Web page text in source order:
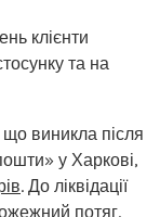
клієнти
та на
виникла після
у Харкові,
. До ліквідації
потяг.